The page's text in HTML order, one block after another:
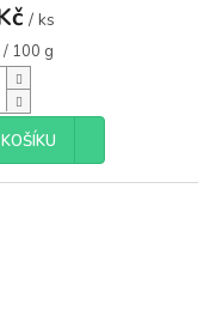
/ ks
/ 100 g